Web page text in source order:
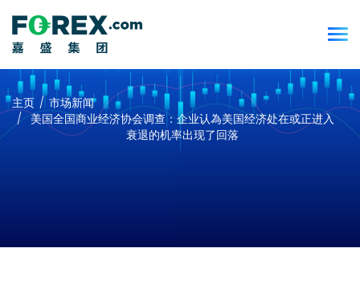
主页
市场新闻
美国全国商业经济协会调查：企业认為美国经济处在或正进入
衰退的机率出现了回落